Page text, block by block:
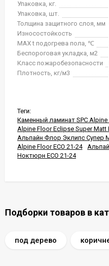
Упаковка, кг.
Упаковка, шт.
Толщина защитного слоя, мм
Износостойкость
MAX t подогрева пола, ℃
Беспороговая укладка, м2
Класс пожаробезопасности
Плотность, кг/м3
Теги:
Каменный ламинат SPC
Alpine Floor Eclipse Super Matt
Альпайн Флор Эклипс Супер
Alpine Floor ЕСО 21-24
Ноктюрн ЕСО 21-24
Подборки товаров в
под дерево